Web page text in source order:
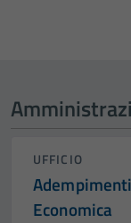
UFFICIO
Economica